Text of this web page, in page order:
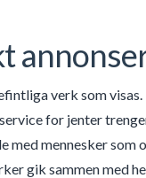
verk som
for jenter
med mennesker
gik sammen med